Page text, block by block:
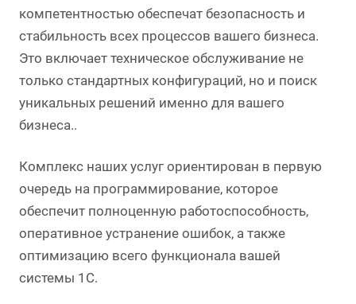
компетентностью обеспечат безопасность и
стабильность всех процессов вашего бизнеса.
Это включает техническое обслуживание не
только стандартных конфигураций, но и поиск
уникальных решений именно для вашего
бизнеса..
Комплекс наших услуг ориентирован в первую
очередь на программирование, которое
обеспечит полноценную работоспособность,
оперативное устранение ошибок, а также
оптимизацию всего функционала вашей
системы 1С.